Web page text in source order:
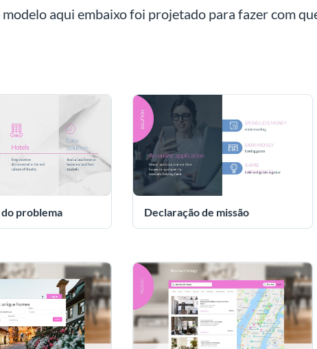
aqui embaixo foi projetado para fazer com
problema Declaração de missão